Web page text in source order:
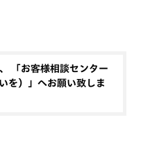
「お客様相談センター
）」へお願い致しま